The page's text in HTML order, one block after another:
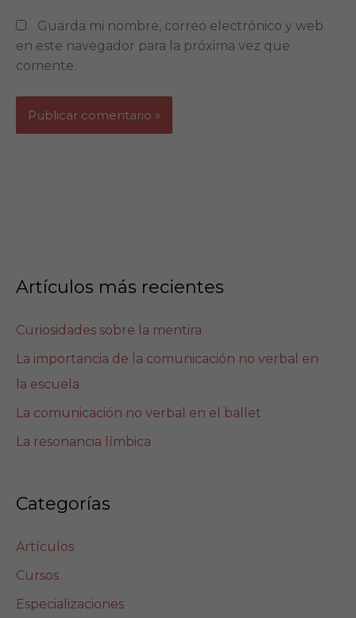
Guarda mi nombre, correo electrónico y web
en este navegador para la próxima vez que
comente.
Artículos más recientes
Curiosidades sobre la mentira
La importancia de la comunicación no verbal en
la escuela
La comunicación no verbal en el ballet
La resonancia límbica
Categorías
Artículos
Cursos
Especializaciones